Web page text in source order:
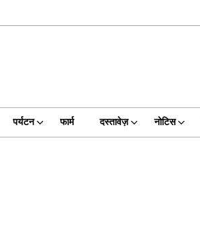
पर्यटन फार्म दस्तावेज़ नोटिस